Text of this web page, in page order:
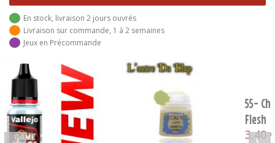
En stock, livraison 2 jours ouvrés
Livraison sur commande, 1 à 2 semaines
Jeux en Précommande
55- Chair Avariée – Dead
Flesh
3,40 €
Elysian green - B204
3,60 €